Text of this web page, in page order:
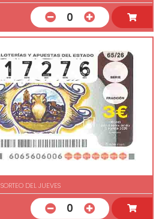
0
SORTEO DEL JUEVES
0